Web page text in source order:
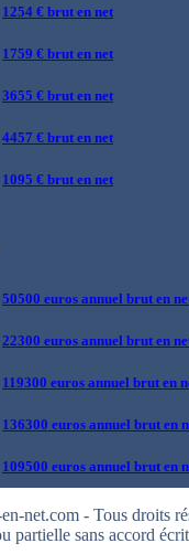
1254 € brut en net
1759 € brut en net
3655 € brut en net
4457 € brut en net
1095 € brut en net
50500 euros annuel brut en
22300 euros annuel brut en
119300 euros annuel brut en
136300 euros annuel brut en
109500 euros annuel brut en
net.com - Tous droits
partielle sans accord